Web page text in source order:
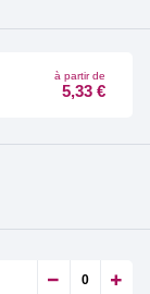
à partir de
5,33 €